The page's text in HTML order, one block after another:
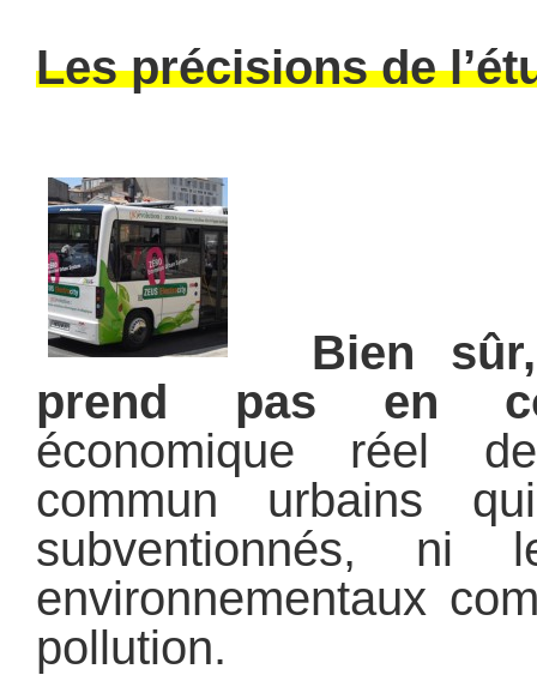
Les précisions de
Bien sûr,
prend pas en
économique réel
commun urbains
subventionnés, ni
environnementaux
pollution.